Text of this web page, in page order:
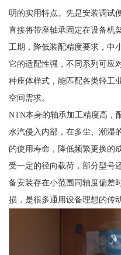
明的实用特点。先是安装调试
直接将带座轴承固定在设备机
工期，降低装配精度要求，中
它的适配性强，不同系列可应
种座体样式，能匹配各类轻工
空间需求。
NTN本身的轴承加工精度高，
水汽侵入内部，在多尘、潮湿
的使用寿命，降低频繁更换的
受一定的径向载荷，部分型号
备安装存在小范围同轴度偏差
损，是很多通用设备理想的传